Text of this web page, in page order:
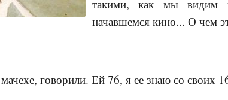
такими, как мы видим
начавшемся кино... О чем
говорили. Ей 76, я ее знаю со своих